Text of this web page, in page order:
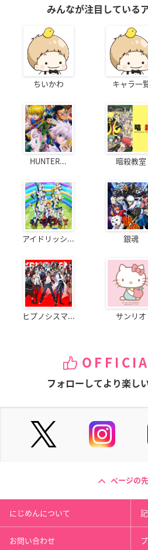
みんなが注目している
ちいかわ キャラ一
HUNTER... 暗殺教室
アイドリッシ... 銀魂
ヒプノシスマ... サンリオ
フォローしてより楽し
ページの
にじめんについて
お問い合わせ